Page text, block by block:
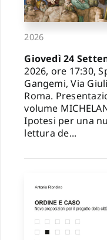
2026
Giovedì 24
2026, ore 17:30,
Gangemi, Via
Roma.
volume
Ipotesi per una
lettura de...